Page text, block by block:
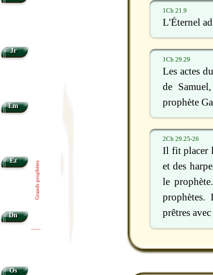
1Ch 21.9
L'Éternel
1Ch 29.29
Les actes
de
prophète
2Ch 29.25-26
Il fit placer
et des
le
prophètes.
prêtres
Jr
Lm
Ez
Dn
Os
Grands prophètes
|
|